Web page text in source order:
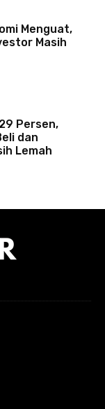
Menguat,
Masih
Persen,
dan
Lemah